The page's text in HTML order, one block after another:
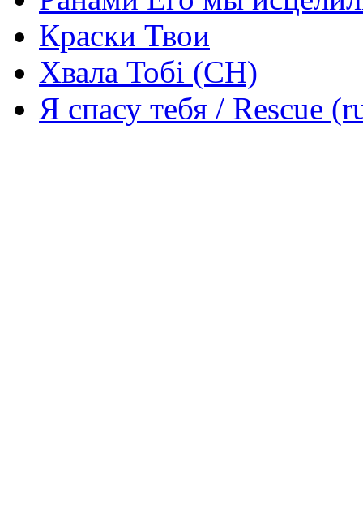
Краски Твои
Хвала Тобі (СН)
Я спасу тебя / Rescue